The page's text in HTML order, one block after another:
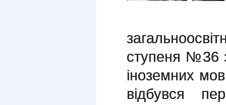
ступеня №36
іноземних
відбувся